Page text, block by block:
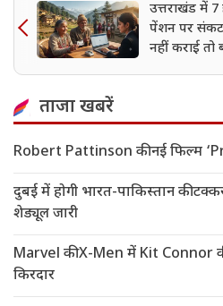
उत्तराखंड में 7
पेंशन पर
नहीं कराई तो
ताजा खबरें
Robert Pattinson की नई फिल्म
दुबई में होगी भारत-पाकिस्तान की
शेड्यूल जारी
Marvel की X-Men में Kit Connor
किरदार